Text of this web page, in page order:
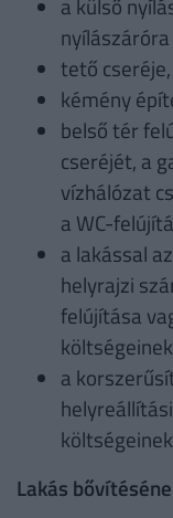
tető
kémény
belső tér
cseréjét, a
vízhálózat
a WC-
a lakással
helyrajzi
felújítása
a
Lakás